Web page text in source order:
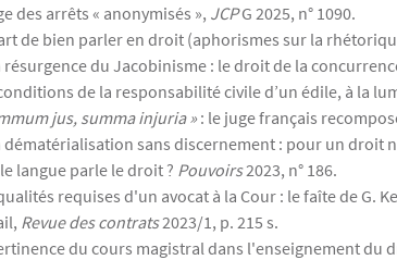
des arrêts « anonymisés », JCPG 2025, n° 1090.
de bien parler en droit (aphorismes sur la
résurgence du Jacobinisme : le droit de la
de la responsabilité civile d’un édile, à la
jus, summa injuria »: le juge français
dématérialisation sans discernement : pour un droit
langue parle le droit ? Pouvoirs2023, n° 186.
requises d'un avocat à la Cour : le faîte de G.
Revue des contrats2023/1, p. 215 s.
du cours magistral dans l'enseignement du